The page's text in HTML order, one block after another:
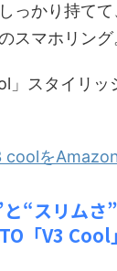
っかり持て
スマホリング
」スタイリッ
coolを
“スリムさ
「V3 Cool」